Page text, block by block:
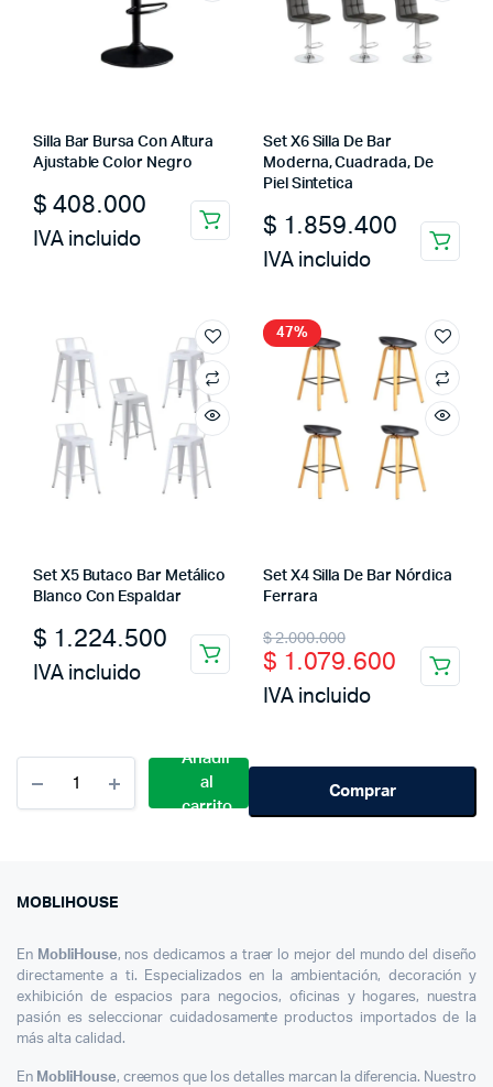
Silla Bar Bursa Con Altura
Ajustable Color Negro
$ 408.000
IVA incluido
Set X6 Silla De Bar
Moderna, Cuadrada, De
Piel Sintetica
$ 1.859.400
IVA incluido
Set X5 Butaco Bar Metálico
Blanco Con Espaldar
$ 1.224.500
IVA incluido
47%
Set X4 Silla De Bar Nórdica
Ferrara
$2.000.000
Original
price
was:
$ 1.079.600
Current
price
is:
IVA incluido
Silla
Bar
y
Elegante
Para
Cocina
y
Añadir
al
carrito
Comprar
MOBLIHOUSE
En MobliHouse, nos dedicamos a traer lo mejor del mundo del diseño
directamente a ti. Especializados en la ambientación, decoración y
exhibición de espacios para negocios, oficinas y hogares, nuestra
pasión es seleccionar cuidadosamente productos importados de la
más alta calidad.
En MobliHouse, creemos que los detalles marcan la diferencia. Nuestro